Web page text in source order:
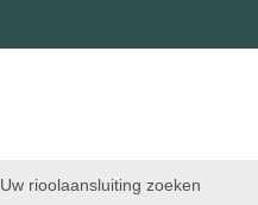
Uw rioolaansluiting zoeken